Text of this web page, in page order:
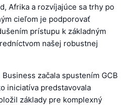
Afrika a rozvíjajúce sa trhy po
cieľom je podporovať
prístupu k základným
našej robustnej
začala spustením GCB
iniciatíva predstavovala
základy pre komplexný